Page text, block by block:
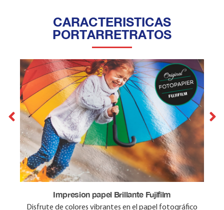
CARACTERISTICAS
PORTARRETRATOS
Impresion papel mate Fujifilm
Disfrute de colores vibrantes en el papel fotográfico
Impresion papel Brillante Fujifilm
Disfrute de colores vibrantes en el papel fotográfico